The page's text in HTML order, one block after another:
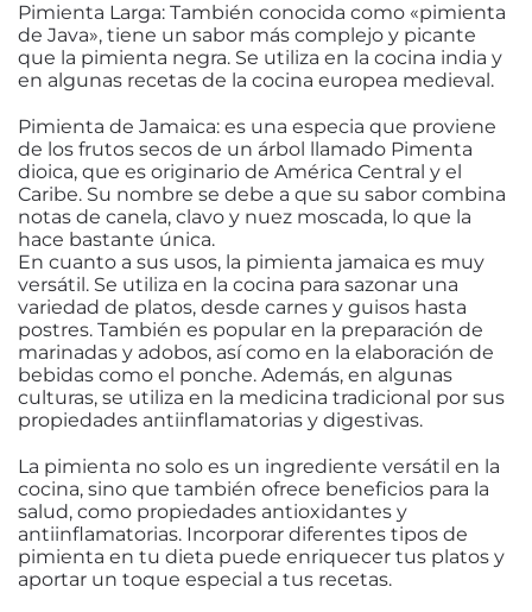
Pimienta Larga: También conocida como «pimienta
de Java», tiene un sabor más complejo y picante
que la pimienta negra. Se utiliza en la cocina india y
en algunas recetas de la cocina europea medieval.
Pimienta de Jamaica: es una especia que proviene
de los frutos secos de un árbol llamado Pimenta
dioica, que es originario de América Central y el
Caribe. Su nombre se debe a que su sabor combina
notas de canela, clavo y nuez moscada, lo que la
hace bastante única.
En cuanto a sus usos, la pimienta jamaica es muy
versátil. Se utiliza en la cocina para sazonar una
variedad de platos, desde carnes y guisos hasta
postres. También es popular en la preparación de
marinadas y adobos, así como en la elaboración de
bebidas como el ponche. Además, en algunas
culturas, se utiliza en la medicina tradicional por sus
propiedades antiinflamatorias y digestivas.
La pimienta no solo es un ingrediente versátil en la
cocina, sino que también ofrece beneficios para la
salud, como propiedades antioxidantes y
antiinflamatorias. Incorporar diferentes tipos de
pimienta en tu dieta puede enriquecer tus platos y
aportar un toque especial a tus recetas.